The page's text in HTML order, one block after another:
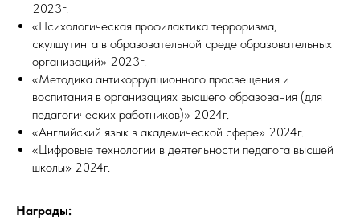
2023г.
«Психологическая профилактика терроризма,
скулшутинга в образовательной среде образовательных
организаций» 2023г.
«Методика антикоррупционного просвещения и
воспитания в организациях высшего образования (для
педагогических работников)» 2024г.
«Английский язык в академической сфере» 2024г.
«Цифровые технологии в деятельности педагога высшей
школы» 2024г.
Награды: